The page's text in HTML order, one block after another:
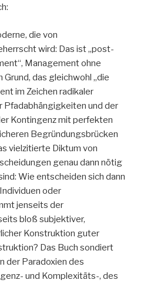
die von
wird: Das ist „post-
Management ohne
das gleichwohl „die
im Zeichen radikaler
Pfadabhängigkeiten und der
Kontingenz mit perfekten
Begründungsbrücken
vielzitierte Diktum von
genau dann nötig
Wie entscheiden sich dann
oder
jenseits der
bloß subjektiver,
Konstruktion guter
Das Buch sondiert
der Paradoxien des
und Komplexitäts-, des